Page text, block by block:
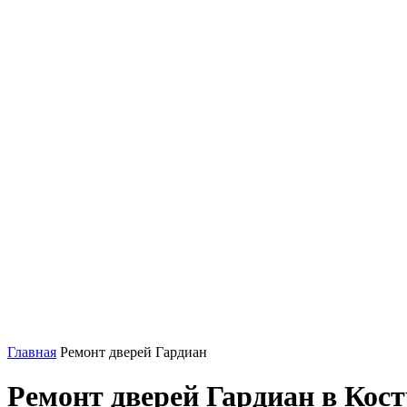
Главная Ремонт дверей Гардиан
Ремонт дверей Гардиан в